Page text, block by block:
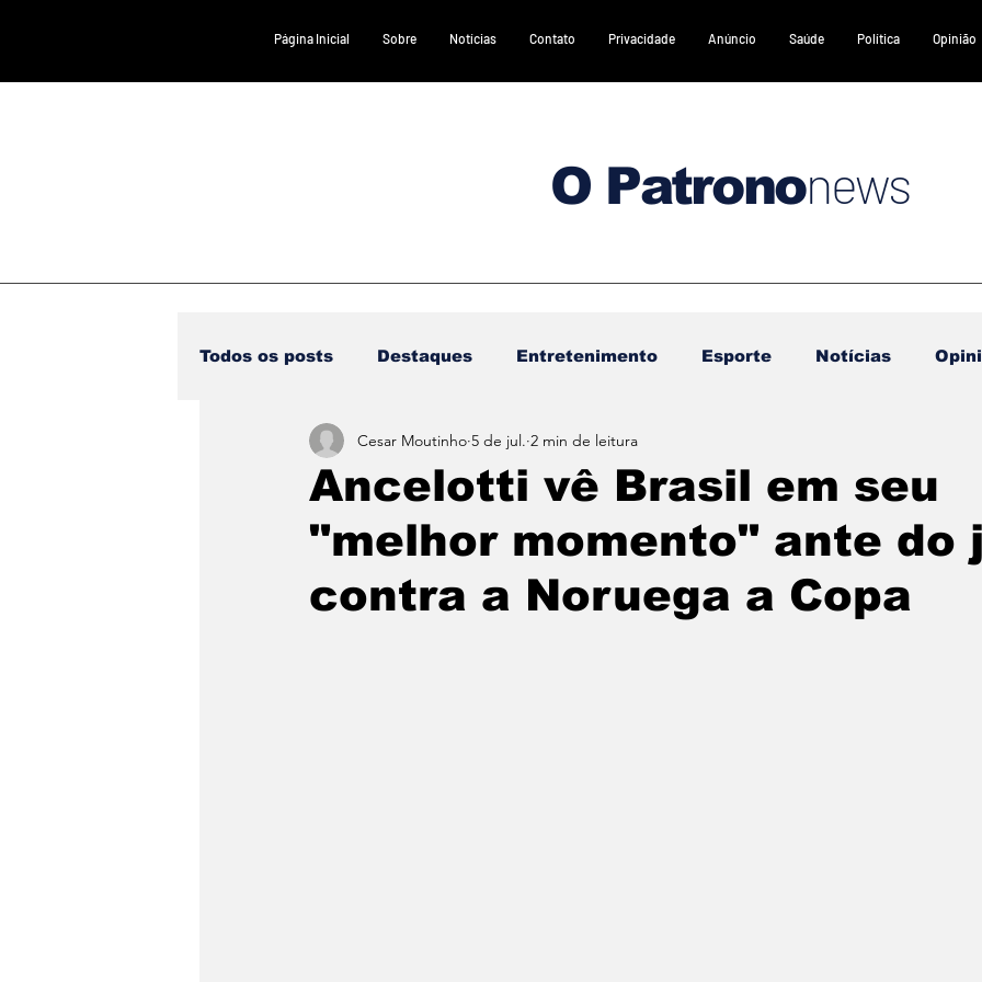
Página Inicial Sobre Notícias Contato Privacidade Anúncio Saúde Política Opinião
O Patrononews
Todos os posts Destaques Entretenimento Esporte Notícias
DESTAQUE 1 DESTAQUES 2
Ancelotti vê Brasil em seu
"melhor momento" ante do
contra a Noruega a Copa
Cesar Moutinho 5 de jul. 2 min de leitura